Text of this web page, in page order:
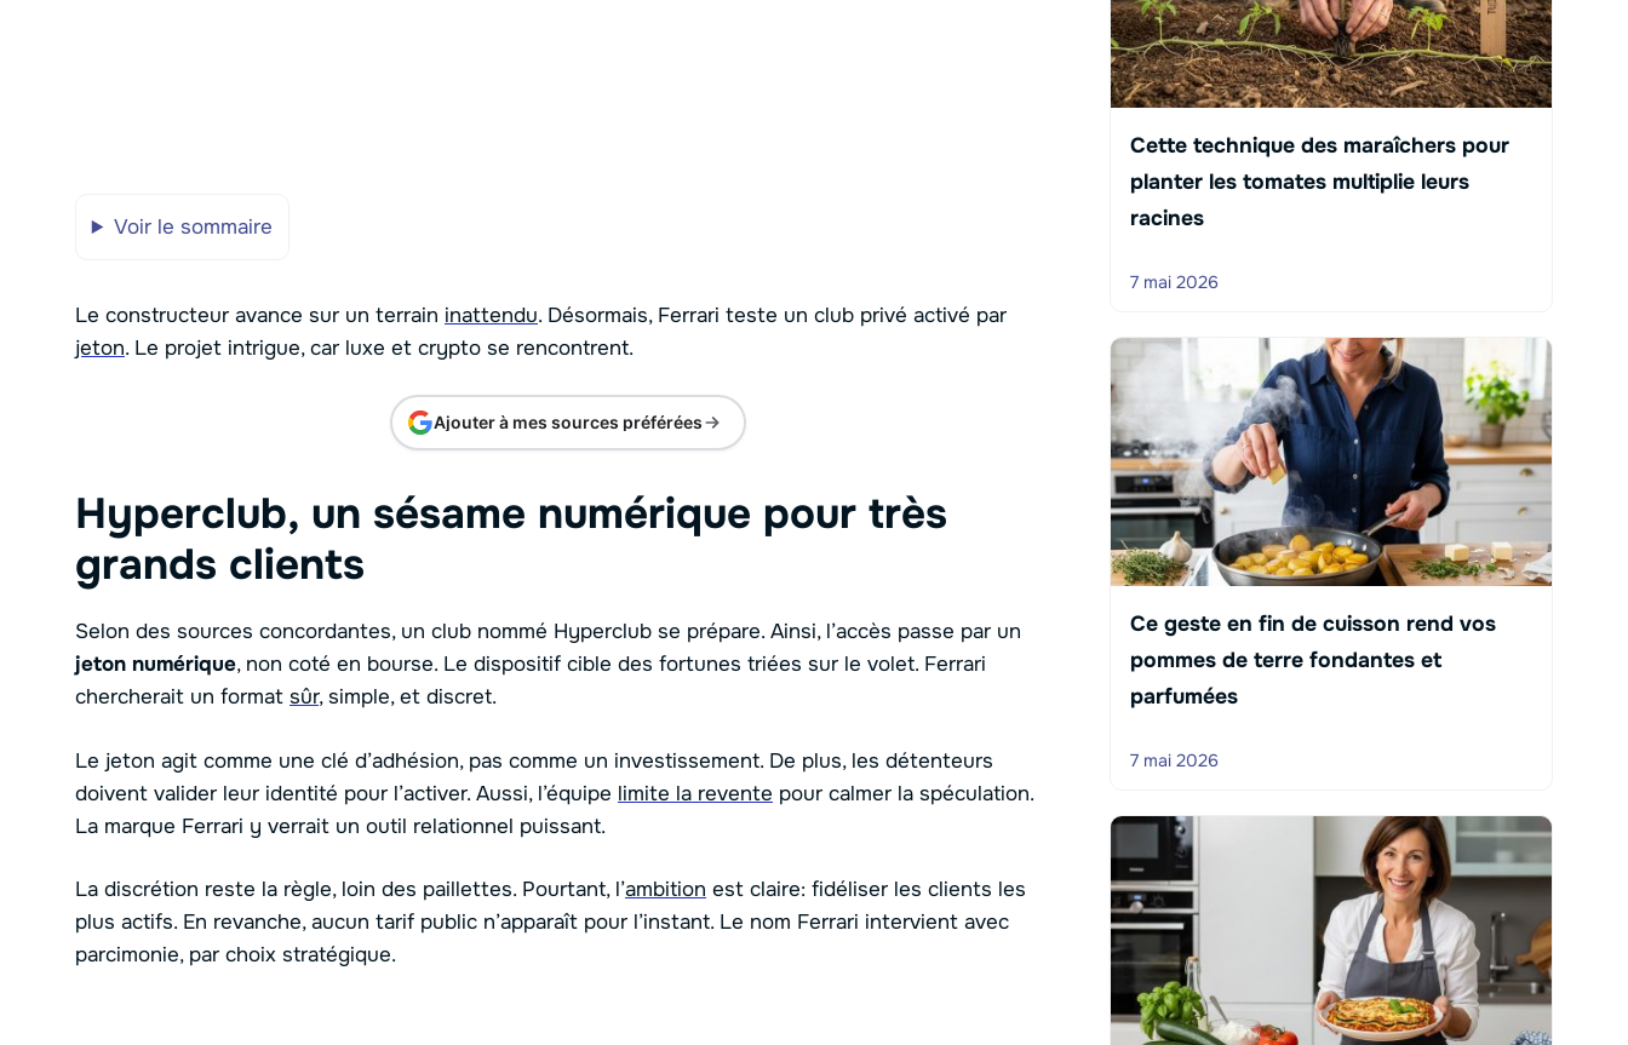
Voir le sommaire
Le constructeur avance sur un terrain inattendu. Désormais, Ferrari teste un club privé activé par
jeton. Le projet intrigue, car luxe et crypto se rencontrent.
Ajouter à mes sources préférées
Hyperclub, un sésame numérique pour très
grands clients
Selon des sources concordantes, un club nommé Hyperclub se prépare. Ainsi, l’accès passe par un
jeton numérique, non coté en bourse. Le dispositif cible des fortunes triées sur le volet. Ferrari
chercherait un format sûr, simple, et discret.
Le jeton agit comme une clé d’adhésion, pas comme un investissement. De plus, les détenteurs
doivent valider leur identité pour l’activer. Aussi, l’équipe limite la revente pour calmer la spéculation.
La marque Ferrari y verrait un outil relationnel puissant.
La discrétion reste la règle, loin des paillettes. Pourtant, l’ambition est claire: fidéliser les clients les
plus actifs. En revanche, aucun tarif public n’apparaît pour l’instant. Le nom Ferrari intervient avec
parcimonie, par choix stratégique.
Cette technique des maraîchers pour
planter les tomates multiplie leurs
racines
7 mai 2026
Ce geste en fin de cuisson rend vos
pommes de terre fondantes et
parfumées
7 mai 2026